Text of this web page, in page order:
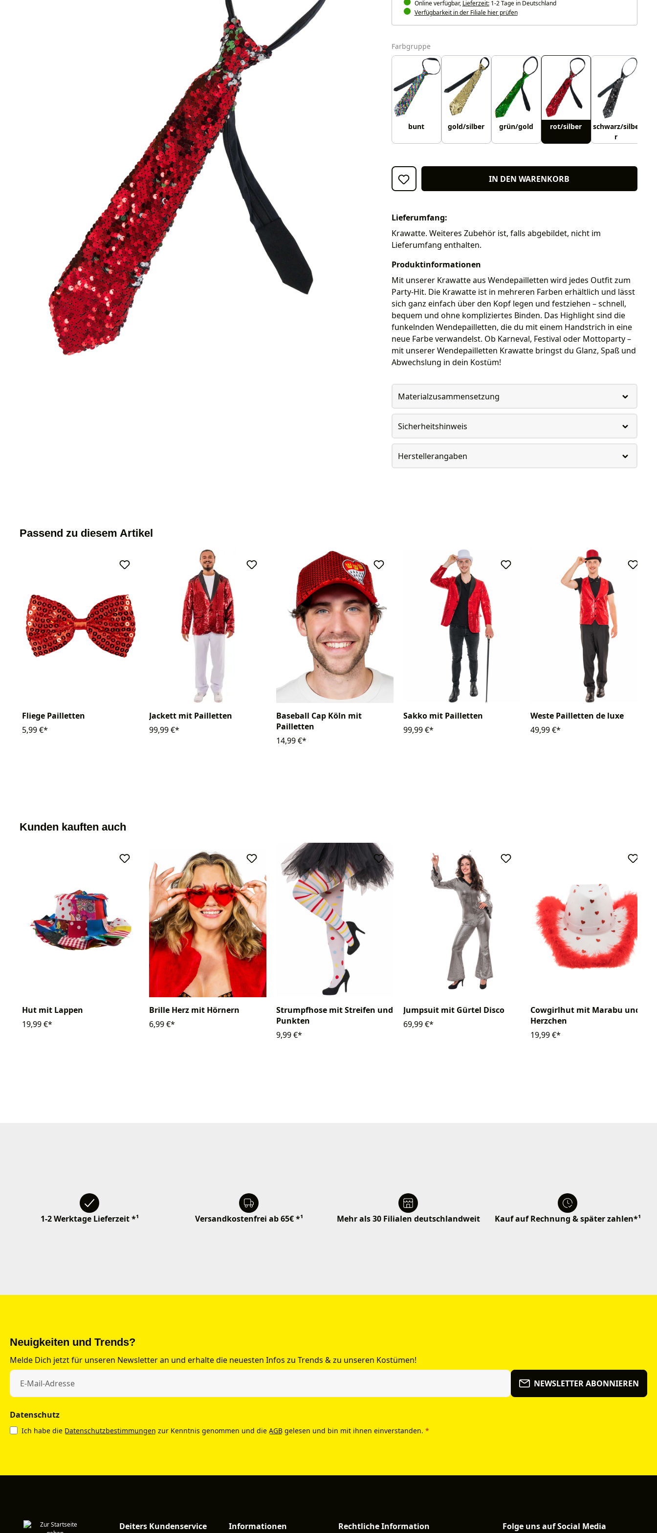
Online verfügbar, Lieferzeit:1-2 Tage in Deutschland
Verfügbarkeit in der Filiale hier prüfen
Farbgruppeauswählen
bunt gold/silber grün/gold rot/silber
schwarz/silbe
r
IN DEN WARENKORB
Lieferumfang:
Krawatte. Weiteres Zubehör ist, falls abgebildet, nicht im
Lieferumfang enthalten.
Produktinformationen
Mit unserer Krawatte aus Wendepailletten wird jedes Outfit zum
Party-Hit. Die Krawatte ist in mehreren Farben erhältlich und lässt
sich ganz einfach über den Kopf legen und festziehen – schnell,
bequem und ohne kompliziertes Binden. Das Highlight sind die
funkelnden Wendepailletten, die du mit einem Handstrich in eine
neue Farbe verwandelst. Ob Karneval, Festival oder Mottoparty –
mit unserer Wendepailletten Krawatte bringst du Glanz, Spaß und
Abwechslung in dein Kostüm!
Materialzusammensetzung
Sicherheitshinweis
Herstellerangaben
Passend zu diesem Artikel
Fliege Pailletten
5,99 €*
Jackett mit Pailletten
99,99 €*
Baseball Cap Köln mit
Pailletten
14,99 €*
Sakko mit Pailletten
99,99 €*
Weste Pailletten de luxe
49,99 €*
Kunden kauften auch
Hut mit Lappen
19,99 €*
Brille Herz mit Hörnern
6,99 €*
Strumpfhose mit Streifen und
Punkten
9,99 €*
Jumpsuit mit Gürtel Disco
69,99 €*
Cowgirlhut mit Marabu und
Herzchen
19,99 €*
1-2 Werktage Lieferzeit *¹ Versandkostenfrei ab 65€ *¹ Mehr als 30 Filialen deutschlandweit Kauf auf Rechnung & später zahlen*¹
Neuigkeiten und Trends?
Melde Dich jetzt für unseren Newsletter an und erhalte die neuesten Infos zu Trends & zu unseren Kostümen!
NEWSLETTER ABONNIEREN
Datenschutz
Ich habe die Datenschutzbestimmungen zur Kenntnis genommen und die AGB gelesen und bin mit ihnen einverstanden. *
Deiters Kundenservice Informationen Rechtliche Information Folge uns auf Social Media